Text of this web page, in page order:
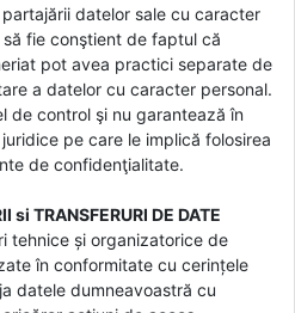
datelor sale cu caracter
fie conştient de faptul că
pot avea practici separate de
a datelor cu caracter personal.
de control şi nu garantează în
pe care le implică folosirea
de confidenţialitate.
si TRANSFERURI DE DATE
tehnice și organizatorice de
în conformitate cu cerințele
datele dumneavoastră cu